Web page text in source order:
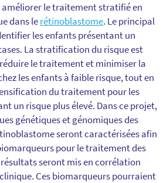
le traitement stratifié en
dans lerétinoblastome. Le principal
les enfants présentant un
La stratification du risque est
le traitement et minimiser la
les enfants à faible risque, tout en
du traitement pour les
un risque plus élevé. Dans ce projet,
génétiques et génomiques des
seront caractérisées afin
pour le traitement des
seront mis en corrélation
Ces biomarqueurs pourraient